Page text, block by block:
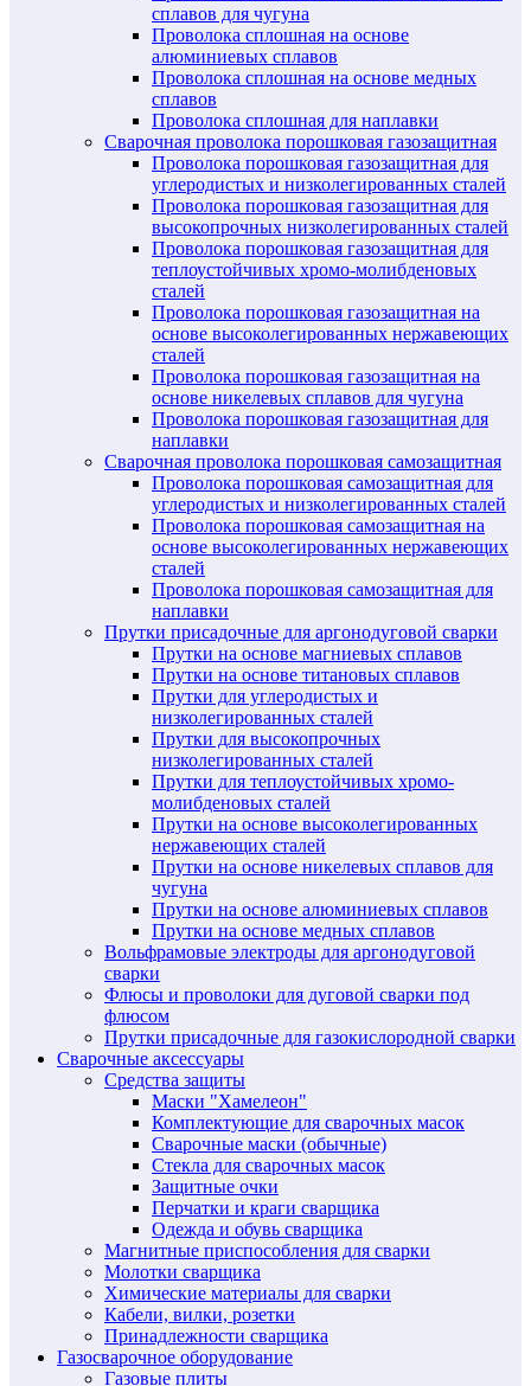
сплавов для чугуна
Проволока сплошная на основе
алюминиевых сплавов
Проволока сплошная на основе медных
сплавов
Проволока сплошная для наплавки
Сварочная проволока порошковая газозащитная
Проволока порошковая газозащитная для
углеродистых и низколегированных сталей
Проволока порошковая газозащитная для
высокопрочных низколегированных сталей
Проволока порошковая газозащитная для
теплоустойчивых хромо-молибденовых
сталей
Проволока порошковая газозащитная на
основе высоколегированных нержавеющих
сталей
Проволока порошковая газозащитная на
основе никелевых сплавов для чугуна
Проволока порошковая газозащитная для
наплавки
Сварочная проволока порошковая самозащитная
Проволока порошковая самозащитная для
углеродистых и низколегированных сталей
Проволока порошковая самозащитная на
основе высоколегированных нержавеющих
сталей
Проволока порошковая самозащитная для
наплавки
Прутки присадочные для аргонодуговой сварки
Прутки на основе магниевых сплавов
Прутки на основе титановых сплавов
Прутки для углеродистых и
низколегированных сталей
Прутки для высокопрочных
низколегированных сталей
Прутки для теплоустойчивых хромо-
молибденовых сталей
Прутки на основе высоколегированных
нержавеющих сталей
Прутки на основе никелевых сплавов для
чугуна
Прутки на основе алюминиевых сплавов
Прутки на основе медных сплавов
Вольфрамовые электроды для аргонодуговой
сварки
Флюсы и проволоки для дуговой сварки под
флюсом
Прутки присадочные для газокислородной сварки
Сварочные аксессуары
Средства защиты
Маски "Хамелеон"
Комплектующие для сварочных масок
Сварочные маски (обычные)
Стекла для сварочных масок
Защитные очки
Перчатки и краги сварщика
Одежда и обувь сварщика
Магнитные приспособления для сварки
Молотки сварщика
Химические материалы для сварки
Кабели, вилки, розетки
Принадлежности сварщика
Газосварочное оборудование
Газовые плиты